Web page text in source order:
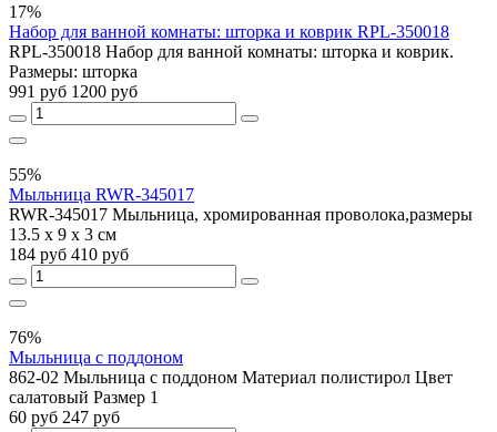
17%
Набор для ванной комнаты: шторка и коврик RPL-350018
RPL-350018 Набор для ванной комнаты: шторка и коврик.
Размеры: шторка
991 руб 1200 руб
55%
Мыльница RWR-345017
RWR-345017 Мыльница, хромированная проволока,размеры
13.5 х 9 х 3 см
184 руб 410 руб
76%
Мыльница с поддоном
862-02 Мыльница с поддоном Материал полистирол Цвет
салатовый Размер 1
60 руб 247 руб